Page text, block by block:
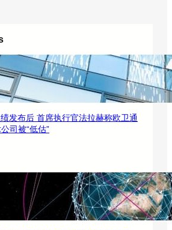
发布后 首席执行官法拉赫称欧卫通
司被“低估”